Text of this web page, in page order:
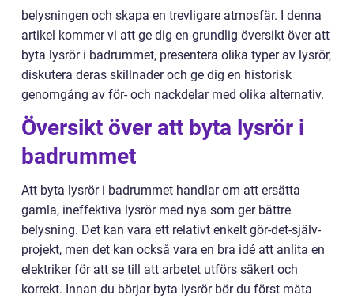
belysningen och skapa en trevligare atmosfär. I denna
artikel kommer vi att ge dig en grundlig översikt över att
byta lysrör i badrummet, presentera olika typer av lysrör,
diskutera deras skillnader och ge dig en historisk
genomgång av för- och nackdelar med olika alternativ.
Översikt över att byta lysrör i
badrummet
Att byta lysrör i badrummet handlar om att ersätta
gamla, ineffektiva lysrör med nya som ger bättre
belysning. Det kan vara ett relativt enkelt gör-det-själv-
projekt, men det kan också vara en bra idé att anlita en
elektriker för att se till att arbetet utförs säkert och
korrekt. Innan du börjar byta lysrör bör du först mäta